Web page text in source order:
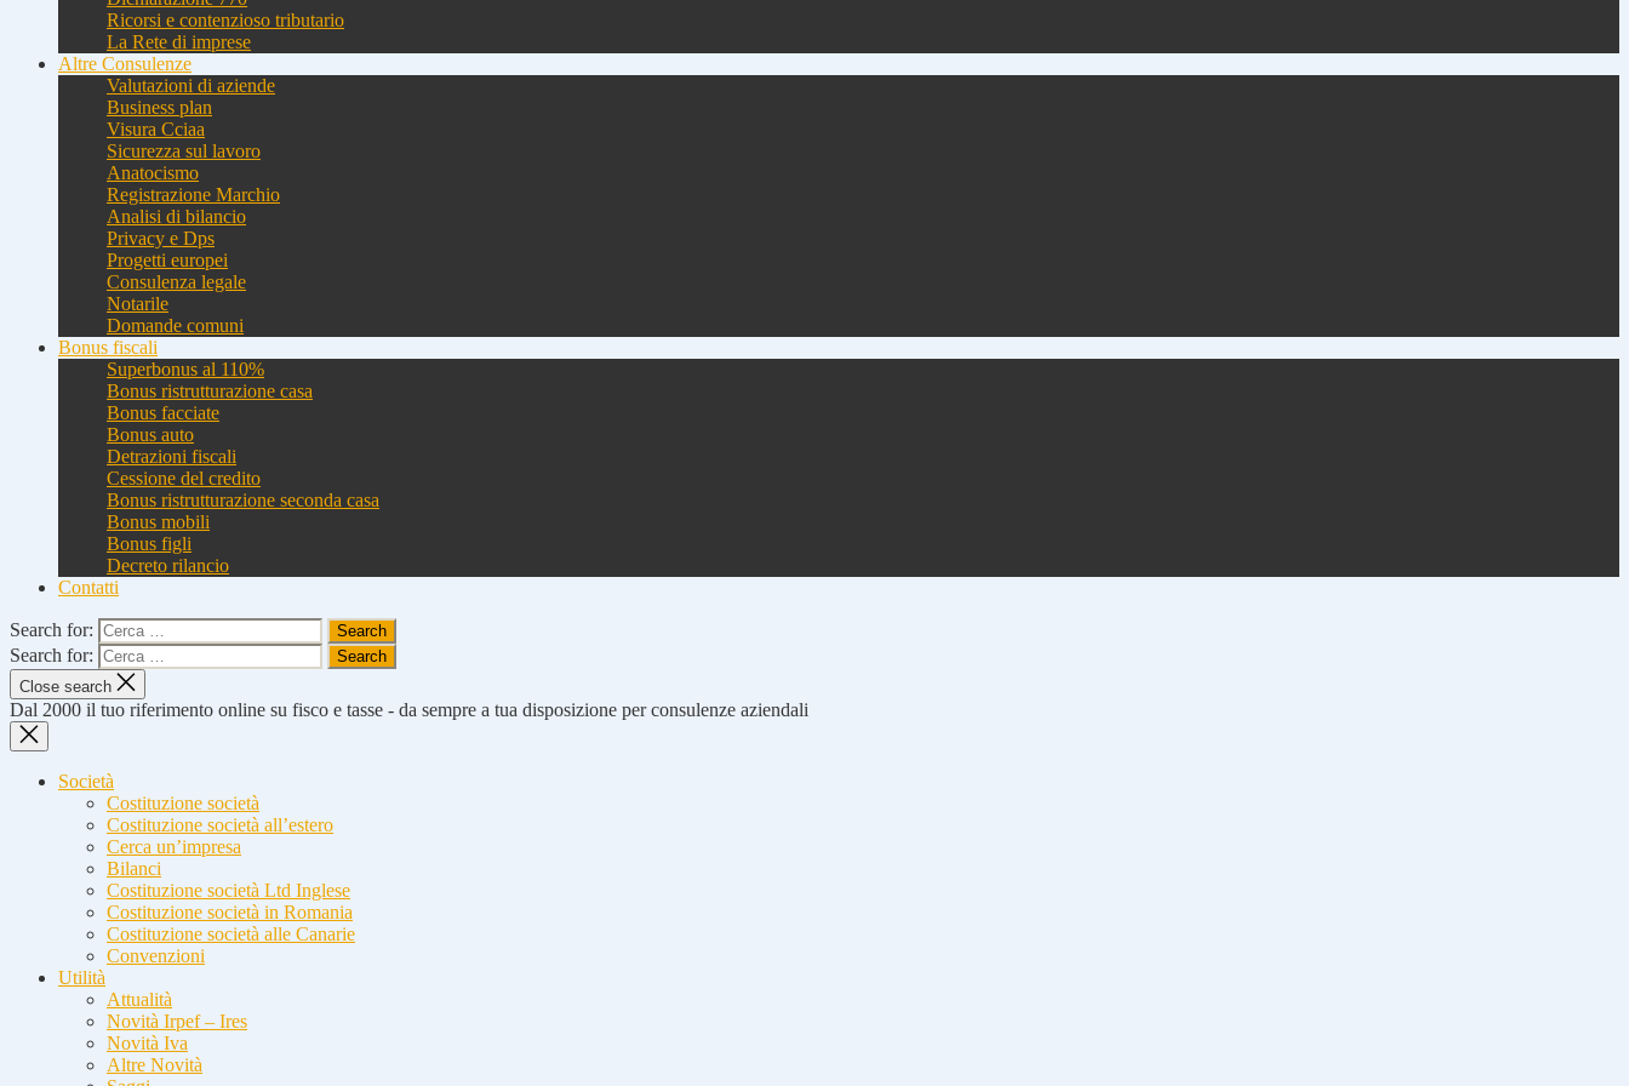
Ricorsi e contenzioso tributario
La Rete di imprese
Altre Consulenze
Valutazioni di aziende
Business plan
Visura Cciaa
Sicurezza sul lavoro
Anatocismo
Registrazione Marchio
Analisi di bilancio
Privacy e Dps
Progetti europei
Consulenza legale
Notarile
Domande comuni
Bonus fiscali
Superbonus al 110%
Bonus ristrutturazione casa
Bonus facciate
Bonus auto
Detrazioni fiscali
Cessione del credito
Bonus ristrutturazione seconda casa
Bonus mobili
Bonus figli
Decreto rilancio
Contatti
Search for:
Search for:
Close search
Dal 2000 il tuo riferimento online su fisco e tasse - da sempre a tua disposizione per consulenze aziendali
Società
Costituzione società
Costituzione società all’estero
Cerca un’impresa
Bilanci
Costituzione società Ltd Inglese
Costituzione società in Romania
Costituzione società alle Canarie
Convenzioni
Utilità
Attualità
Novità Irpef – Ires
Novità Iva
Altre Novità